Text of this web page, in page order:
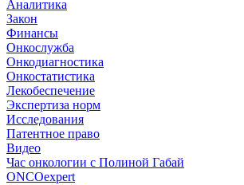
Аналитика
Закон
Финансы
Онкослужба
Онкодиагностика
Онкостатистика
Лекобеспечение
Экспертиза норм
Исследования
Патентное право
Видео
Час онкологии с Полиной Габай
ONCOexpert